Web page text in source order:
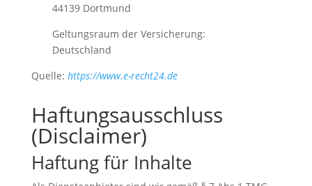
44139 Dortmund
Geltungsraum der Versicherung:
Deutschland
Quelle: https://www.e-recht24.de
Haftungsausschluss
(Disclaimer)
Haftung für Inhalte